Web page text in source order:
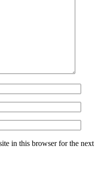
in this browser for the next